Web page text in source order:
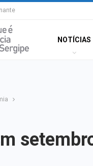
NOTÍCIAS